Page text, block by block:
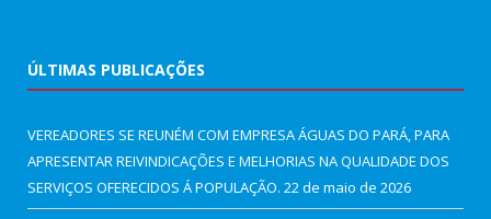
ÚLTIMAS PUBLICAÇÕES
VEREADORES SE REUNÉM COM EMPRESA ÁGUAS DO PARÁ, PARA
APRESENTAR REIVINDICAÇÕES E MELHORIAS NA QUALIDADE DOS
SERVIÇOS OFERECIDOS Á POPULAÇÃO. 22 de maio de 2026